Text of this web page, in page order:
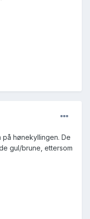
hønekyllingen. De
gul/brune, ettersom